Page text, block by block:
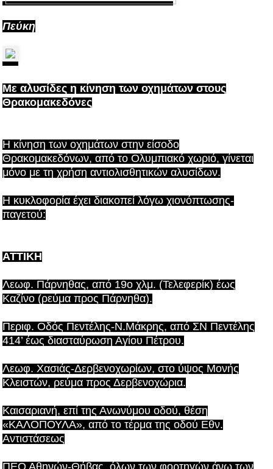
Πεύκη
Με αλυσίδες η κίνηση των οχημάτων στους
Θρακομακεδόνες
Η κίνηση των οχημάτων στην είσοδο
Θρακομακεδόνων, από το Ολυμπιακό χωριό, γίνεται
μόνο με τη χρήση αντιολισθητικών αλυσίδων.
Η κυκλοφορία έχει διακοπεί λόγω χιονόπτωσης-
παγετού:
ΑΤΤΙΚΗ
Λεωφ. Πάρνηθας, από 19ο χλμ. (Τελεφερίκ) έως
Καζίνο (ρεύμα προς Πάρνηθα).
Περιφ. Οδός Πεντέλης-Ν.Μάκρης, από ΣΝ Πεντέλης
414’ έως διασταύρωση Αγίου Πέτρου.
Λεωφ. Χασιάς-Δερβενοχωρίων, στο ύψος Μονής
Κλειστών, ρεύμα προς Δερβενοχώρια.
Καισαριανή, επί της Ανωνύμου οδού, θέση
«ΚΑΛΟΠΟΥΛΑ», από το τέρμα της οδού Εθν.
Αντιστάσεως
ΠΕΟ Αθηνών-Θήβας, όλων των φορτηγών άνω των